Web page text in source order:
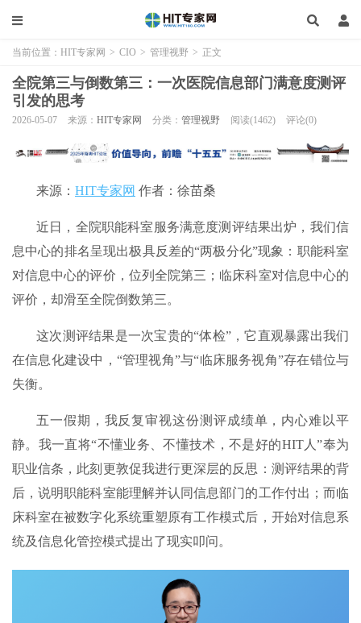
当前位置： HIT专家网 > CIO > 管理视野 > 正文
全院第三与倒数第三：一次医院信息部门满意度测评
引发的思考
2026-05-07 来源： HIT专家网 分类： 管理视野 阅读(1462) 评论(0)
来源： HIT专家网 作者：徐苗桑
近日，全院职能科室服务满意度测评结果出炉，我们信
息中心的排名呈现出极具反差的“两极分化”现象：职能科室
对信息中心的评价，位列全院第三；临床科室对信息中心的
评价，却滑至全院倒数第三。
这次测评结果是一次宝贵的“体检”，它直观暴露出我们
在信息化建设中，“管理视角”与“临床服务视角”存在错位与
失衡。
五一假期，我反复审视这份测评成绩单，内心难以平
静。我一直将“不懂业务、不懂技术，不是好的HIT人”奉为
职业信条，此刻更敦促我进行更深层的反思：测评结果的背
后，说明职能科室能理解并认同信息部门的工作付出；而临
床科室在被数字化系统重塑原有工作模式后，开始对信息系
统及信息化管控模式提出了现实叩问。